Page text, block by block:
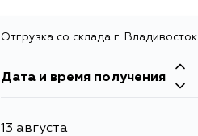
Отгрузка со склада г. Владивосток
Дата и время получения
13 августа